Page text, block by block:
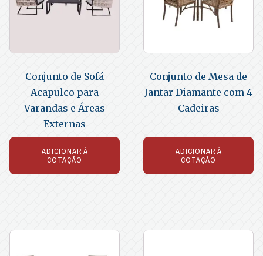
Conjunto de Sofá
Acapulco para
Varandas e Áreas
Externas
ADICIONAR À
COTAÇÃO
Conjunto de Mesa de
Jantar Diamante com 4
Cadeiras
ADICIONAR À
COTAÇÃO